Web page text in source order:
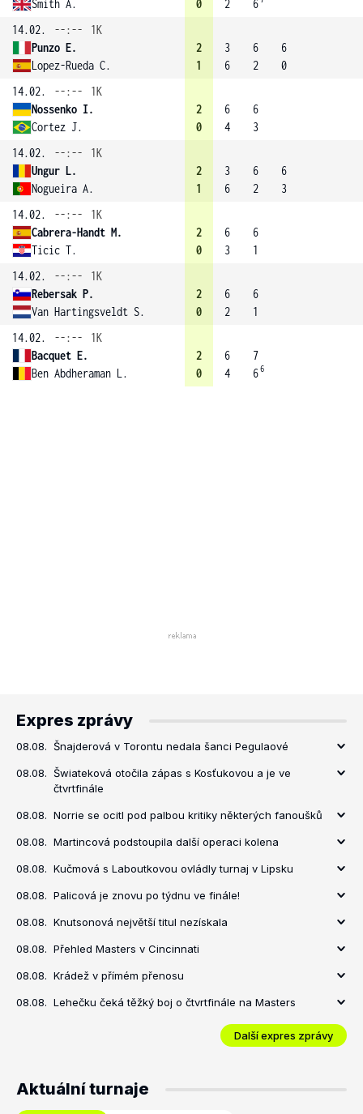
Smith A. 0 2 6
14.02. --:--
1K
Punzo E.
Lopez-Rueda C.
2
1
3
6
6
2
6
0
14.02.
--:--
1K
Nossenko I.
Cortez J.
2
0
6
4
6
3
14.02.
--:--
1K
Ungur L.
Nogueira A.
2
1
3
6
6
2
6
3
14.02.
--:--
1K
Cabrera-Handt M.
Ticic T.
2
0
6
3
6
1
14.02.
--:--
1K
Rebersak P.
Van Hartingsveldt S.
2
0
6
2
6
1
14.02.
--:--
1K
Bacquet E.
Ben Abdheraman L.
2
0
6
4
7
66
Expres zprávy
08.08. Šnajderová v Torontu nedala šanci Pegulaové
08.08. Šwiateková otočila zápas s Kosťukovou a je ve
čtvrtfinále
08.08. Norrie se ocitl pod palbou kritiky některých fanoušků
08.08. Martincová podstoupila další operaci kolena
08.08. Kučmová s Laboutkovou ovládly turnaj v Lipsku
08.08. Palicová je znovu po týdnu ve finále!
08.08. Knutsonová největší titul nezískala
08.08. Přehled Masters v Cincinnati
08.08. Krádež v přímém přenosu
08.08. Lehečku čeká těžký boj o čtvrtfinále na Masters
Další expres zprávy
Aktuální turnaje